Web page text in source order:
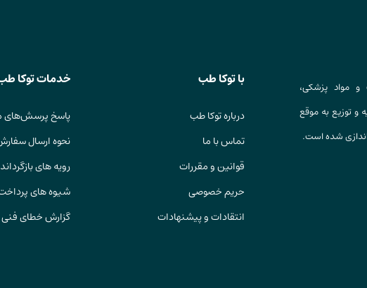
و مواد پزشکی،
و توزیع به موقع
شده است.
با توکا طب
درباره توکا طب
تماس با ما
قوانین و مقررات
حریم خصوصی
انتقادات و پیشنهادات
خدمات توکا
پاسخ پرسش‌های
نحوه ارسال
رویه های
شیوه های
گزارش خطای فنی